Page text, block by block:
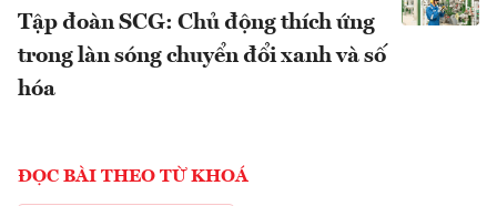
Tập đoàn SCG: Chủ động thích ứng
trong làn sóng chuyển đổi xanh và số
hóa
ĐỌC BÀI THEO TỪ KHOÁ